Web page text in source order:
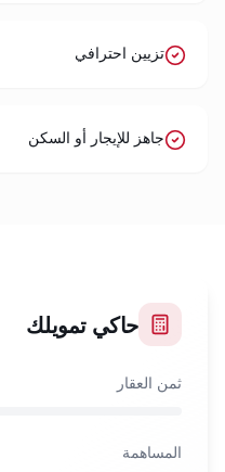
تزيين احترافي
جاهز للإيجار أو السكن
حاكي تمويلك
ثمن العقار
المساهمة